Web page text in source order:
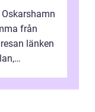
från
länken